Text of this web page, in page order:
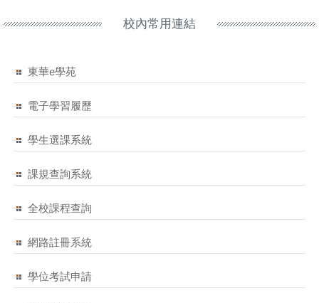
校內常用連結
東華e學苑
電子學習履歷
學生選課系統
課規查詢系統
全校課程查詢
網路註冊系統
學位考試申請